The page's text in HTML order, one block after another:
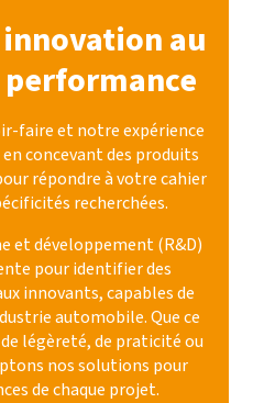
au
faire et notre expérience
concevant des produits
répondre à votre cahier
recherchées.
et développement (R&D)
pour identifier des
innovants, capables de
automobile. Que ce
légèreté, de praticité ou
nos solutions pour
de chaque projet.